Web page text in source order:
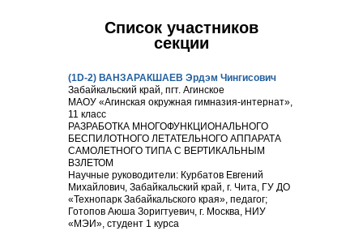
Список участников
секции
(1D-2) ВАНЗАРАКШАЕВ Эрдэм Чингисович
Забайкальский край, пгт. Агинское
МАОУ «Агинская окружная гимназия-интернат»,
11 класс
РАЗРАБОТКА МНОГОФУНКЦИОНАЛЬНОГО
БЕСПИЛОТНОГО ЛЕТАТЕЛЬНОГО АППАРАТА
САМОЛЕТНОГО ТИПА С ВЕРТИКАЛЬНЫМ
ВЗЛЕТОМ
Научные руководители: Курбатов Евгений
Михайлович, Забайкальский край, г. Чита, ГУ ДО
«Технопарк Забайкальского края», педагог;
Готопов Аюша Зоригтуевич, г. Москва, НИУ
«МЭИ», студент 1 курса